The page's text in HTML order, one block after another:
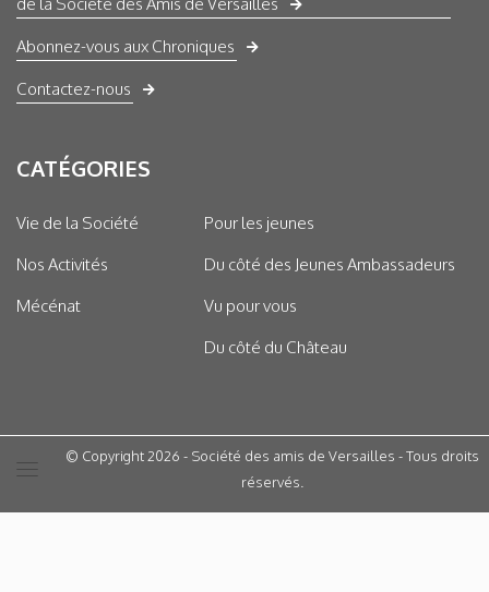
Abonnez-vous aux Chroniques
Contactez-nous
CATÉGORIES
Vie de la Société
Nos Activités
Mécénat
Pour les jeunes
Du côté des Jeunes Ambassadeurs
Vu pour vous
Du côté du Château
© Copyright 2026 - Société des amis de Versailles - Tous droits
réservés.